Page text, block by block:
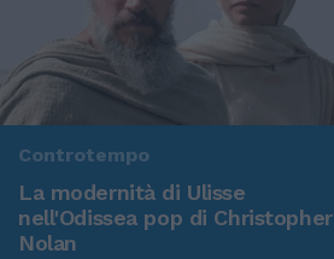
Controtempo
La modernità di Ulisse
nell'Odissea pop di Christopher
Nolan